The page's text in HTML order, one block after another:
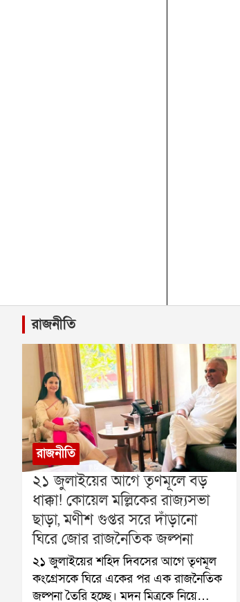
রাজনীতি
রাজনীতি
২১ জুলাইয়ের আগে তৃণমূলে বড়
ধাক্কা! কোয়েল মল্লিকের রাজ্যসভা
ছাড়া, মণীশ গুপ্তর সরে দাঁড়ানো
ঘিরে জোর রাজনৈতিক জল্পনা
২১ জুলাইয়ের শহিদ দিবসের আগে তৃণমূল
কংগ্রেসকে ঘিরে একের পর এক রাজনৈতিক
জল্পনা তৈরি হচ্ছে। মদন মিত্রকে নিয়ে